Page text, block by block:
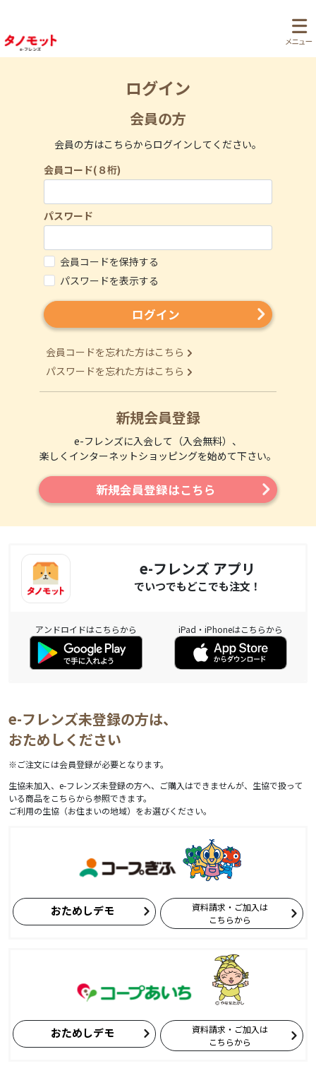
ログイン
会員の方
会員の方はこちらからログインしてください。
会員コード(８桁)
パスワード
会員コードを保持する
パスワードを表示する
ログイン
会員コードを忘れた方はこちら
パスワードを忘れた方はこちら
新規会員登録
e-フレンズに入会して（入会無料）、
楽しくインターネットショッピングを始めて下さい。
新規会員登録はこちら
e-フレンズ アプリ
でいつでもどこでも注文！
アンドロイドはこちらから iPad・iPhoneはこちらから
e-フレンズ未登録の方は、
おためしください
※ご注文には会員登録が必要となります。
生協未加入、e-フレンズ未登録の方へ、ご購入はできませんが、生協で扱って
いる商品をこちらから参照できます。
ご利用の生協（お住まいの地域）をお選びください。
おためしデモ
資料請求・ご加入は
こちらから
おためしデモ
資料請求・ご加入は
こちらから